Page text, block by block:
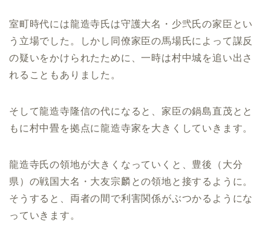
室町時代には龍造寺氏は守護大名・少弐氏の家臣とい
う立場でした。しかし同僚家臣の馬場氏によって謀反
の疑いをかけられたために、一時は村中城を追い出さ
れることもありました。
そして龍造寺隆信の代になると、家臣の鍋島直茂とと
もに村中畳を拠点に龍造寺家を大きくしていきます。
龍造寺氏の領地が大きくなっていくと、豊後（大分
県）の戦国大名・大友宗麟との領地と接するように。
そうすると、両者の間で利害関係がぶつかるようにな
っていきます。